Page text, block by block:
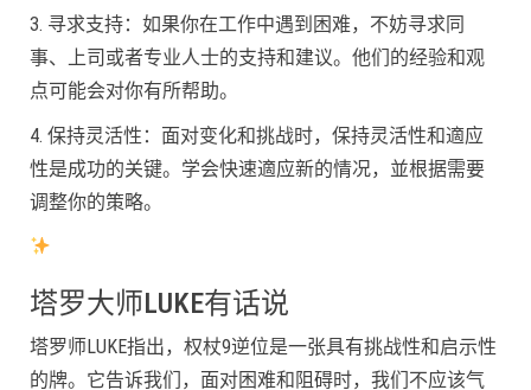
3. 寻求支持：如果你在工作中遇到困难，不妨寻求同
事、上司或者专业人士的支持和建议。他们的经验和观
点可能会对你有所帮助。
4. 保持灵活性：面对变化和挑战时，保持灵活性和適应
性是成功的关键。学会快速適应新的情况，並根据需要
调整你的策略。
塔罗大师LUKE有话说
塔罗师LUKE指出，权杖9逆位是一张具有挑战性和启示性
的牌。它告诉我们，面对困难和阻碍时，我们不应该气